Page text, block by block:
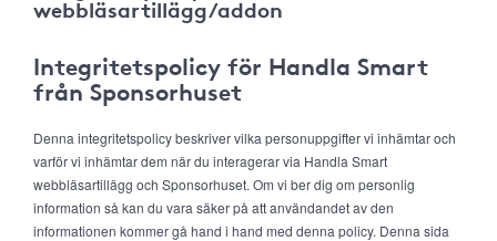
webbläsartillägg/addon
Integritetspolicy för Handla Smart
från Sponsorhuset
Denna integritetspolicy beskriver vilka personuppgifter vi inhämtar och
varför vi inhämtar dem när du interagerar via Handla Smart
webbläsartillägg och Sponsorhuset. Om vi ber dig om personlig
information så kan du vara säker på att användandet av den
informationen kommer gå hand i hand med denna policy. Denna sida